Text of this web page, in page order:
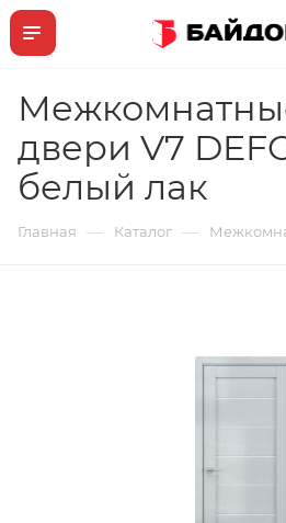
двери V7
белый лак
Главная — Каталог —